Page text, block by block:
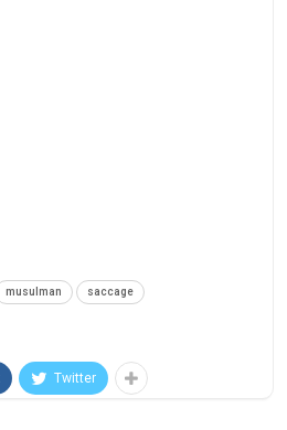
musulman saccage
Twitter